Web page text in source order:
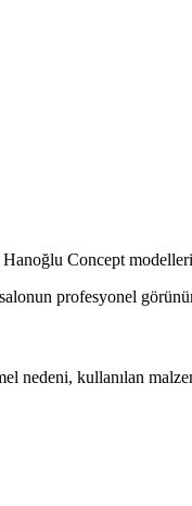
Concept
profesyonel
nedeni, kullanılan